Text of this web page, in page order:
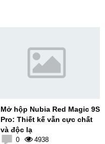
Mở hộp Nubia Red Magic 9S
Pro: Thiết kế vẫn cực chất
và độc lạ
0 4938